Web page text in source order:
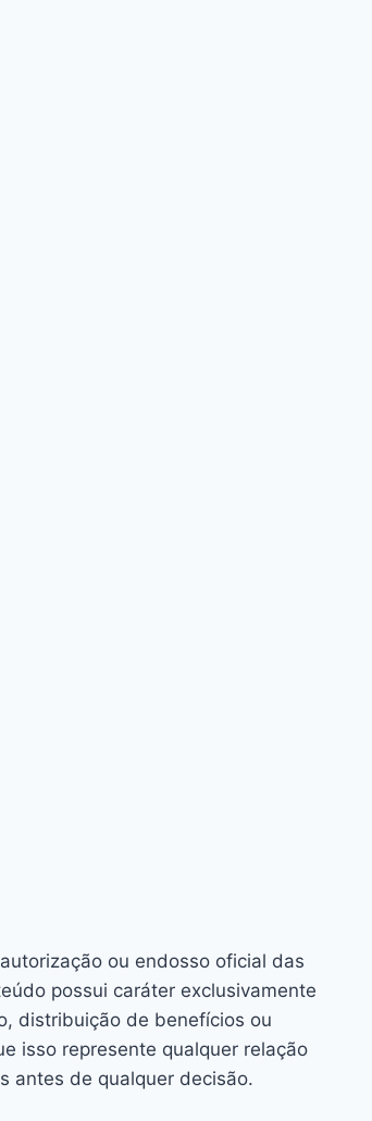
ou endosso oficial das
possui caráter exclusivamente
distribuição de benefícios ou
isso represente qualquer relação
antes de qualquer decisão.